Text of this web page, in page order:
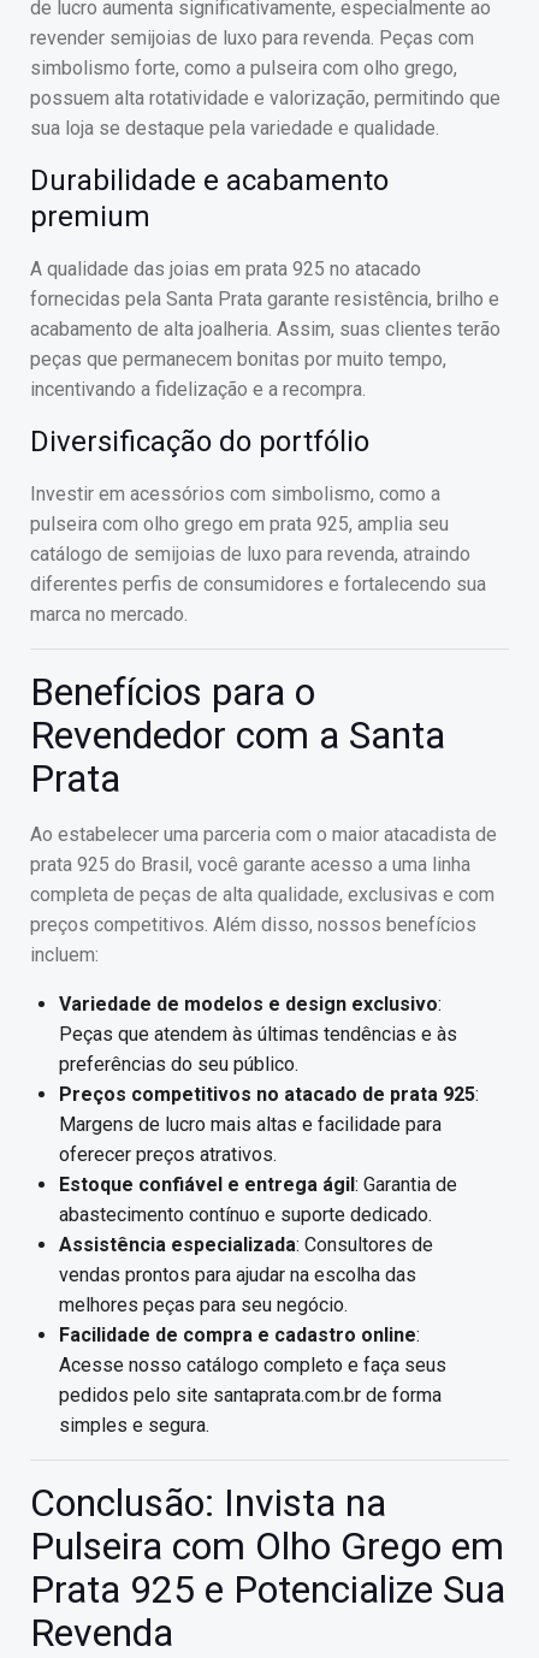
de lucro aumenta significativamente, especialmente ao
revender semijoias de luxo para revenda. Peças com
simbolismo forte, como a pulseira com olho grego,
possuem alta rotatividade e valorização, permitindo que
sua loja se destaque pela variedade e qualidade.
Durabilidade e acabamento
premium
A qualidade das joias em prata 925 no atacado
fornecidas pela Santa Prata garante resistência, brilho e
acabamento de alta joalheria. Assim, suas clientes terão
peças que permanecem bonitas por muito tempo,
incentivando a fidelização e a recompra.
Diversificação do portfólio
Investir em acessórios com simbolismo, como a
pulseira com olho grego em prata 925, amplia seu
catálogo de semijoias de luxo para revenda, atraindo
diferentes perfis de consumidores e fortalecendo sua
marca no mercado.
Benefícios para o
Revendedor com a Santa
Prata
Ao estabelecer uma parceria com o maior atacadista de
prata 925 do Brasil, você garante acesso a uma linha
completa de peças de alta qualidade, exclusivas e com
preços competitivos. Além disso, nossos benefícios
incluem:
Variedade de modelos e design exclusivo:
Peças que atendem às últimas tendências e às
preferências do seu público.
Preços competitivos no atacado de prata 925:
Margens de lucro mais altas e facilidade para
oferecer preços atrativos.
Estoque confiável e entrega ágil : Garantia de
abastecimento contínuo e suporte dedicado.
Assistência especializada: Consultores de
vendas prontos para ajudar na escolha das
melhores peças para seu negócio.
Facilidade de compra e cadastro online:
Acesse nosso catálogo completo e faça seus
pedidos pelo site santaprata.com.br de forma
simples e segura.
Conclusão: Invista na
Pulseira com Olho Grego em
Prata 925 e Potencialize Sua
Revenda